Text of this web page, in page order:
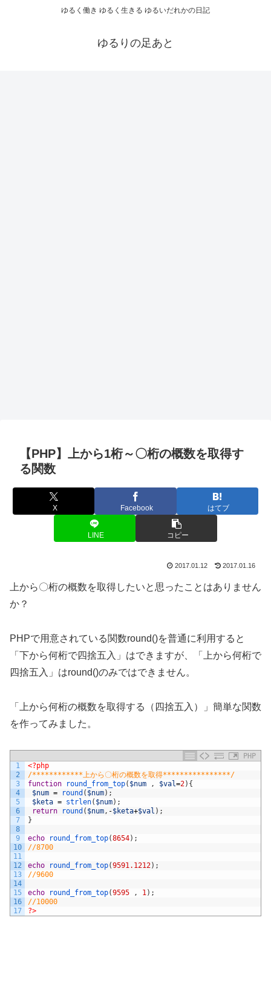
ゆるく働き ゆるく生きる ゆるいだれかの日記
ゆるりの足あと
【PHP】上から1桁～〇桁の概数を取得す
る関数
X Facebook はてブ
LINE コピー
2017.01.12 2017.01.16
上から〇桁の概数を取得したいと思ったことはありません
か？
PHPで用意されている関数round()を普通に利用すると
「下から何桁で四捨五入」はできますが、「上から何桁で
四捨五入」はround()のみではできません。
「上から何桁の概数を取得する（四捨五入）」簡単な関数
を作ってみました。
PHP
1
2
3
4
5
6
7
8
9
10
11
12
13
14
15
16
17
<?php
/************上から〇桁の概数を取得****************/
function
round_from_top( $num , $val=2) {
$num = round ( $num) ;
$keta = strlen( $num) ;
return
round ( $num , -$keta+$val ) ;
}
echo round_from_top(8654) ;
//8700
echo round_from_top(9591.1212) ;
//9600
echo round_from_top(9595 , 1 ) ;
//10000
?>